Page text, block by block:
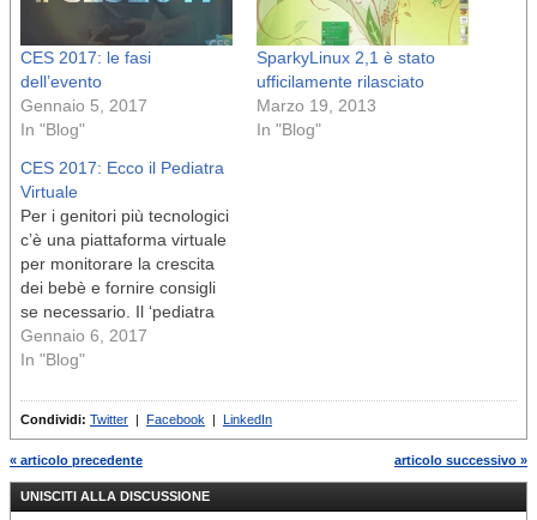
CES 2017: le fasi
dell’evento
Gennaio 5, 2017
In "Blog"
SparkyLinux 2,1 è stato
ufficilamente rilasciato
Marzo 19, 2013
In "Blog"
CES 2017: Ecco il Pediatra
Virtuale
​Per i genitori più tecnologici
c’è una piattaforma virtuale
per monitorare la crescita
dei bebè e fornire consigli
se necessario. Il ‘pediatra
virtuale‘ è una delle novità
in campo di salute
grande rassegna
sull’elettronica al mondo
che si tiene a Las Vegas
fino all’8 gennaio.…
Gennaio 6, 2017
In "Blog"
Condividi: Twitter | Facebook | LinkedIn
« articolo precedente articolo successivo »
UNISCITI ALLA DISCUSSIONE